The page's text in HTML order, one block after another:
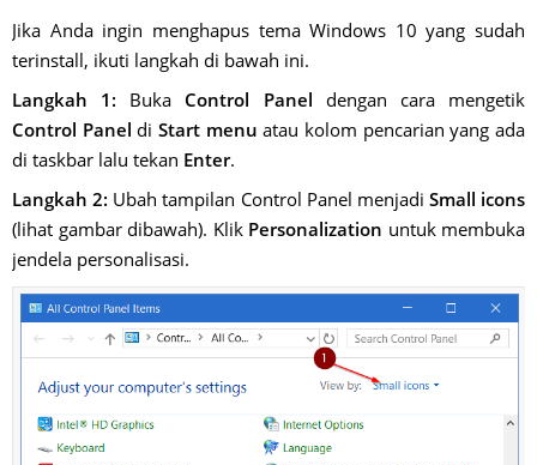
Jika Anda ingin menghapus tema Windows 10 yang sudah
terinstall, ikuti langkah di bawah ini.
Langkah 1: Buka Control Panel dengan cara mengetik
Control Panel diStart menu atau kolom pencarian yang ada
di taskbar lalu tekan Enter.
Langkah 2: Ubah tampilan Control Panel menjadi Small icons
(lihat gambar dibawah). Klik Personalization untuk membuka
jendela personalisasi.